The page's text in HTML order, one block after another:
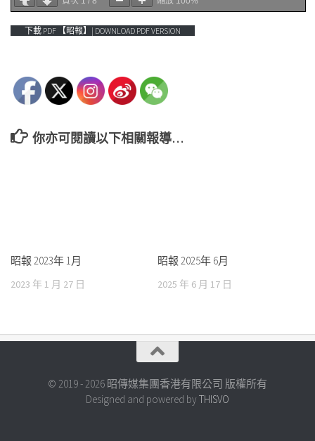
下載 PDF 【昭報】| DOWNLOAD PDF VERSION
你亦可閱讀以下相關報導…
昭報 2023年 1月
2023 年 1 月 27 日
昭報 2025年 6月
2025 年 6 月 17 日
© 2019 - 2026 昭傳媒集團香港有限公司 版權所有
Designed and powered by THISVO